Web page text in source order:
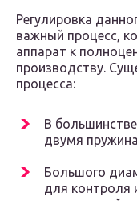
Регулировка
важный процесс,
аппарат к
производству.
процесса:
В
двумя
Большого
для контроля